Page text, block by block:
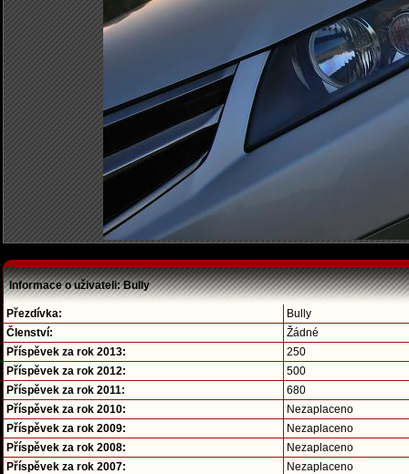
Informace o uživateli: Bully
Přezdívka:
Bully
Členství:
Žádné
Příspěvek za rok 2013:
250
Příspěvek za rok 2012:
500
Příspěvek za rok 2011:
680
Příspěvek za rok 2010:
Nezaplaceno
Příspěvek za rok 2009:
Nezaplaceno
Příspěvek za rok 2008:
Nezaplaceno
Příspěvek za rok 2007:
Nezaplaceno